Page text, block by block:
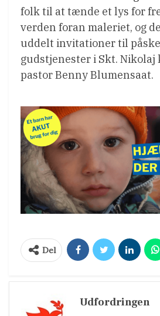
folk til at tænde et lys for
verden foran maleriet, og
uddelt invitationer til
gudstjenester i Skt.
pastor Benny Blumensaat.
Del
Udfordringen